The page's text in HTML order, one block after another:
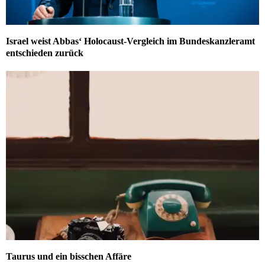
Israel weist Abbas‘ Holocaust-Vergleich im Bundeskanzleramt
entschieden zurück
Taurus und ein bisschen Affäre